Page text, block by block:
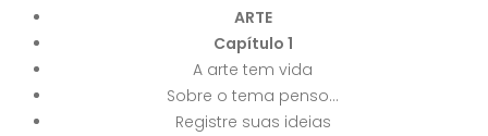
ARTE
Capítulo 1
A arte tem vida
Sobre o tema penso...
Registre suas ideias